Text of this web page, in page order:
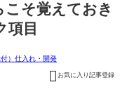
こそ覚えておき
項目
） 仕入れ・開発
 お気に入り記事登録